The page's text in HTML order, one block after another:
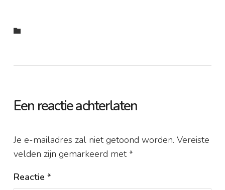
Een reactie achterlaten
Je e-mailadres zal niet getoond worden. Vereiste
velden zijn gemarkeerd met*
Reactie *